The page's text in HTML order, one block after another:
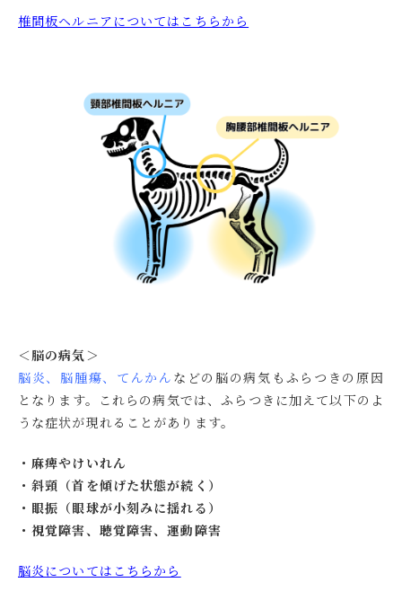
椎間板ヘルニアについてはこちらから
＜脳の病気＞
脳炎、脳腫瘍、てんかん などの脳の病気もふらつきの原因
となります。これらの病気では、ふらつきに加えて以下のよ
うな症状が現れることがあります。
・麻痺やけいれん
・斜頸（首を傾げた状態が続く）
・眼振（眼球が小刻みに揺れる）
・視覚障害、聴覚障害、運動障害
脳炎についてはこちらから